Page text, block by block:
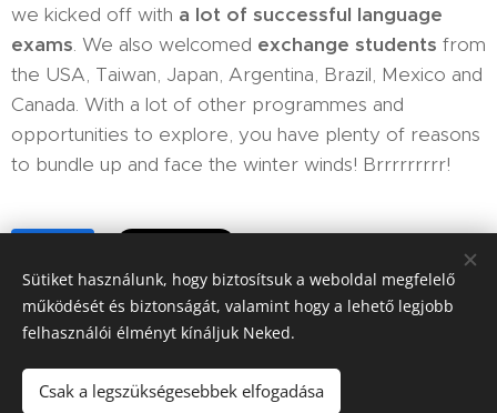
we kicked off with a lot of successful language
exams. We also welcomed exchange students from
the USA, Taiwan, Japan, Argentina, Brazil, Mexico and
Canada. With a lot of other programmes and
opportunities to explore, you have plenty of reasons
to bundle up and face the winter winds! Brrrrrrrrr!
Sütiket használunk, hogy biztosítsuk a weboldal megfelelő
működését és biztonságát, valamint hogy a lehető legjobb
felhasználói élményt kínáljuk Neked.
Csak a legszükségesebbek elfogadása